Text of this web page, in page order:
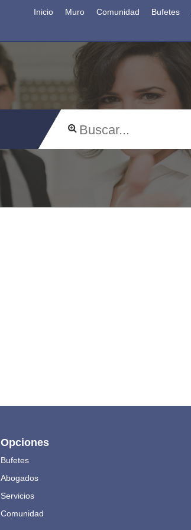
Inicio Muro Comunidad Bufetes
Opciones
Bufetes
Abogados
Servicios
Comunidad